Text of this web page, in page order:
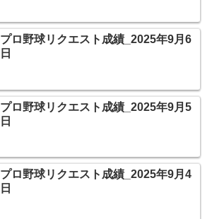
プロ野球リクエスト成績_2025年9月6
日
プロ野球リクエスト成績_2025年9月5
日
プロ野球リクエスト成績_2025年9月4
日